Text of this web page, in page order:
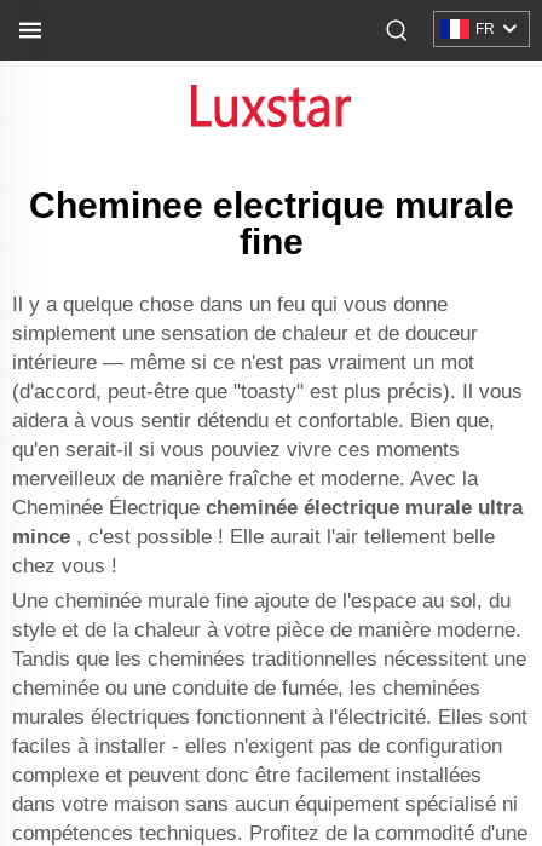
FR
Cheminee electrique murale
fine
Il y a quelque chose dans un feu qui vous donne
simplement une sensation de chaleur et de douceur
intérieure — même si ce n'est pas vraiment un mot
(d'accord, peut-être que "toasty" est plus précis). Il vous
aidera à vous sentir détendu et confortable. Bien que,
qu'en serait-il si vous pouviez vivre ces moments
merveilleux de manière fraîche et moderne. Avec la
Cheminée Électrique cheminée électrique murale ultra
mince , c'est possible ! Elle aurait l'air tellement belle
chez vous !
Une cheminée murale fine ajoute de l'espace au sol, du
style et de la chaleur à votre pièce de manière moderne.
Tandis que les cheminées traditionnelles nécessitent une
cheminée ou une conduite de fumée, les cheminées
murales électriques fonctionnent à l'électricité. Elles sont
faciles à installer - elles n'exigent pas de configuration
complexe et peuvent donc être facilement installées
dans votre maison sans aucun équipement spécialisé ni
compétences techniques. Profitez de la commodité d'une